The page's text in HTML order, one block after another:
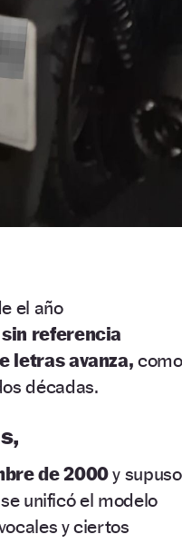
el año
referencia
letras avanza, como
décadas.
,
de 2000y supuso
unificó el modelo
y ciertos